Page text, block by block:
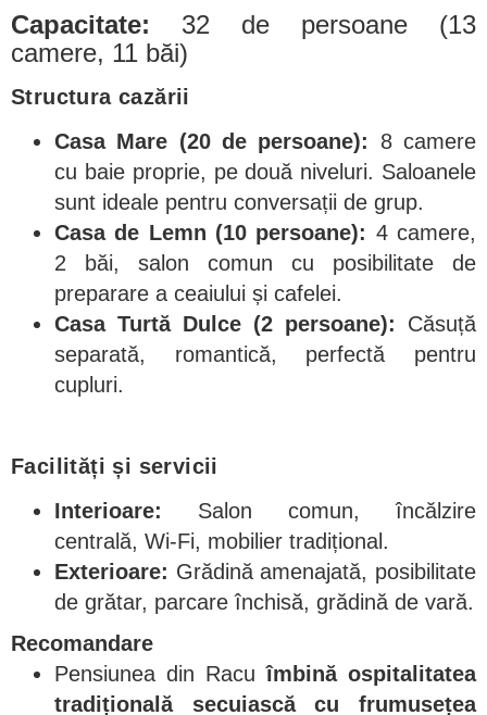
Capacitate: 32 de persoane (13
camere, 11 băi)
Structura cazării
Casa Mare (20 de persoane):
8 camere
cu baie proprie, pe două niveluri. Saloanele
sunt ideale pentru conversații de grup.
Casa de Lemn (10 persoane): 4 camere,
2 băi, salon comun cu posibilitate de
preparare a ceaiului și cafelei.
Casa Turtă Dulce (2 persoane): Căsuță
separată, romantică, perfectă pentru
cupluri.
Facilități și servicii
Interioare: Salon comun, încălzire
centrală, Wi-Fi, mobilier tradițional.
Exterioare: Grădină amenajată, posibilitate
de grătar, parcare închisă, grădină de vară.
Recomandare
Pensiunea din Racuîmbină ospitalitatea
tradițională secuiască cu frumusețea